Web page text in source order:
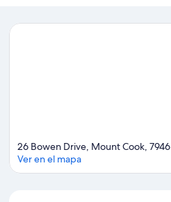
26 Bowen Drive, Mount Cook, 7946
Ver en el mapa